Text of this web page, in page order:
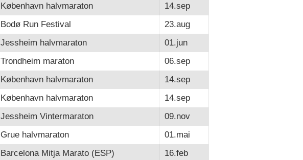
København halvmaraton
14.sep
Bodø Run Festival
23.aug
Jessheim halvmaraton
01.jun
Trondheim maraton
06.sep
København halvmaraton
14.sep
København halvmaraton
14.sep
Jessheim Vintermaraton
09.nov
Grue halvmaraton
01.mai
Barcelona Mitja Marato (ESP)
16.feb